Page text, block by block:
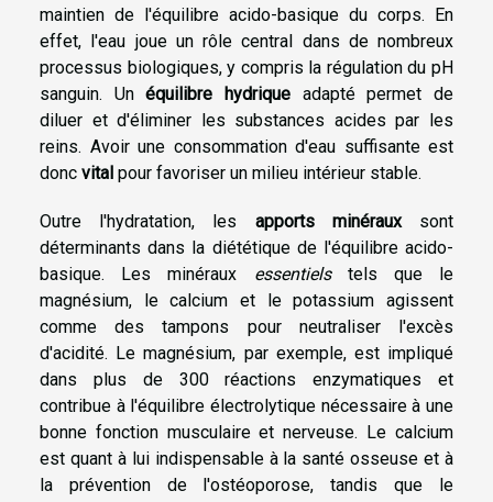
maintien de l'équilibre acido-basique du corps. En
effet, l'eau joue un rôle central dans de nombreux
processus biologiques, y compris la régulation du pH
sanguin. Unéquilibre hydrique adapté permet de
diluer et d'éliminer les substances acides par les
reins. Avoir une consommation d'eau suffisante est
donc vital pour favoriser un milieu intérieur stable.
Outre l'hydratation, les apports minérauxsont
déterminants dans la diététique de l'équilibre acido-
basique. Les minéraux essentielstels que le
magnésium, le calcium et le potassium agissent
comme des tampons pour neutraliser l'excès
d'acidité. Le magnésium, par exemple, est impliqué
dans plus de 300 réactions enzymatiques et
contribue à l'équilibre électrolytique nécessaire à une
bonne fonction musculaire et nerveuse. Le calcium
est quant à lui indispensable à la santé osseuse et à
la prévention de l'ostéoporose, tandis que le